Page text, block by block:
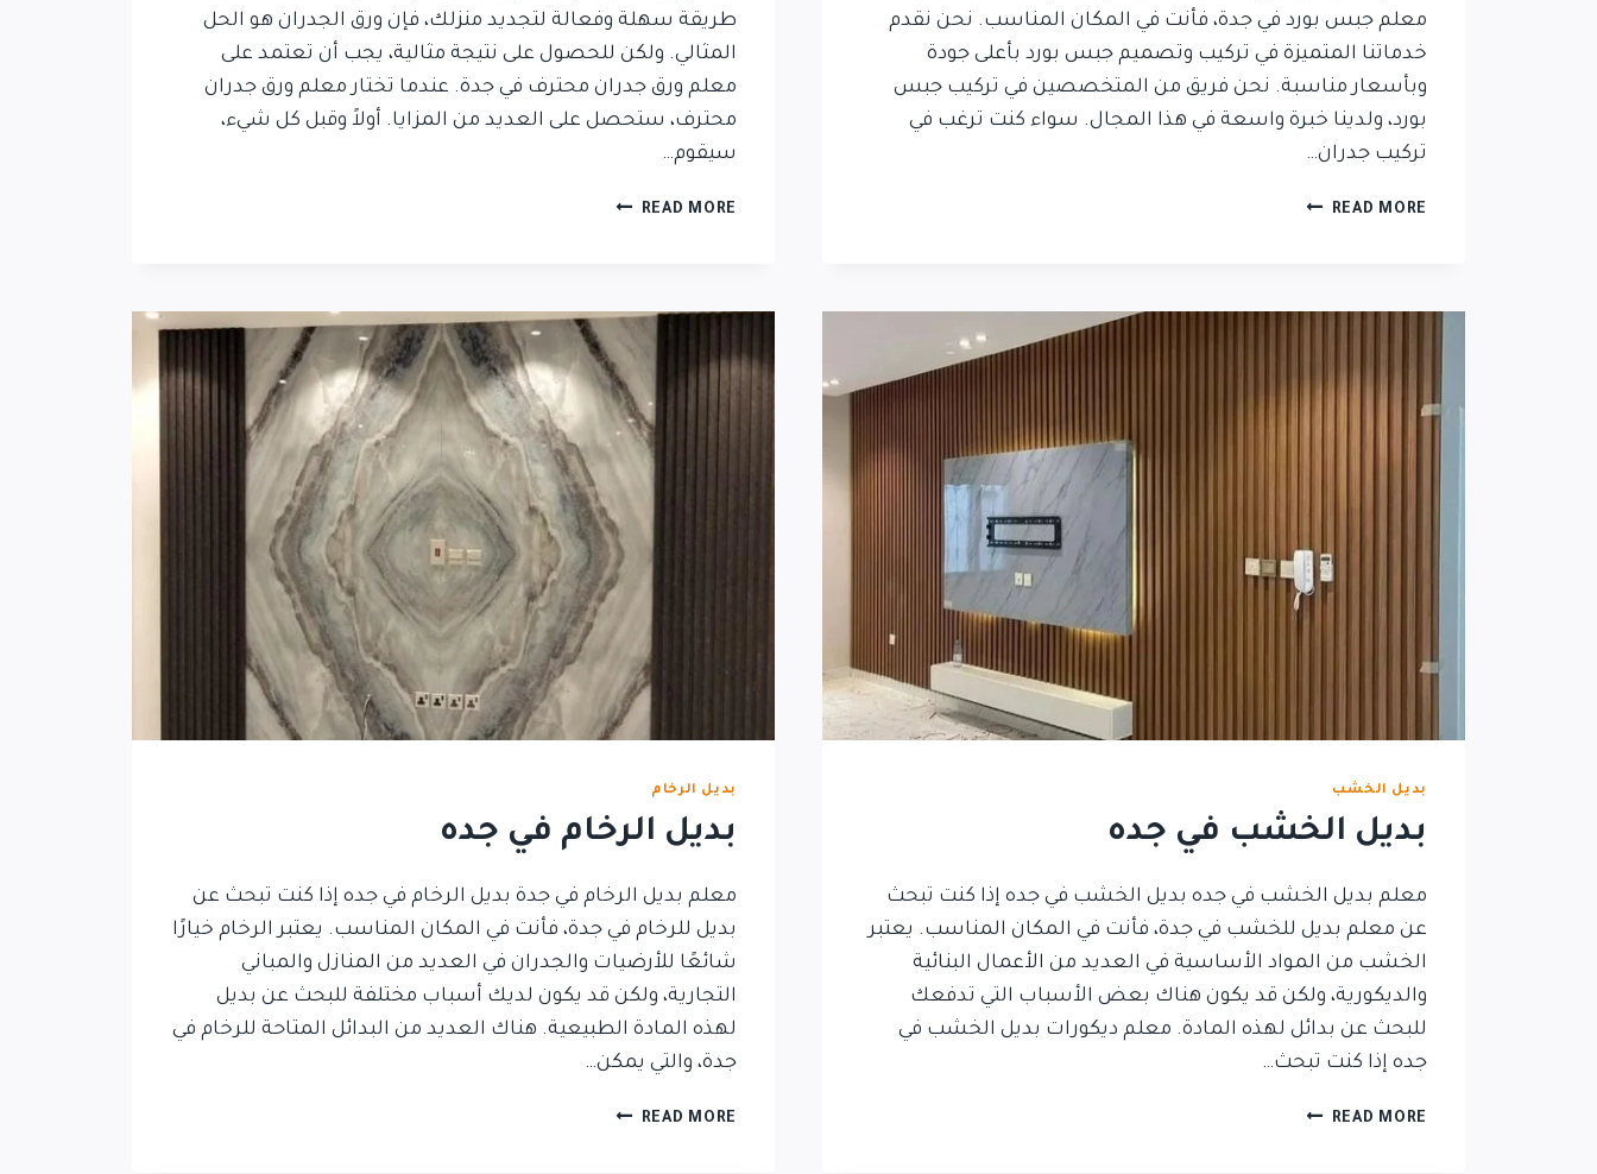
معلم جبس بورد في جدة، فأنت في المكان المناسب. نحن نقدم
خدماتنا المتميزة في تركيب وتصميم جبس بورد بأعلى جودة
وبأسعار مناسبة. نحن فريق من المتخصصين في تركيب جبس
بورد، ولدينا خبرة واسعة في هذا المجال. سواء كنت ترغب في
تركيب جدران…
READ MORE
طريقة سهلة وفعالة لتجديد منزلك، فإن ورق الجدران هو الحل
المثالي. ولكن للحصول على نتيجة مثالية، يجب أن تعتمد على
معلم ورق جدران محترف في جدة. عندما تختار معلم ورق جدران
محترف، ستحصل على العديد من المزايا. أولاً وقبل كل شيء،
سيقوم…
READ MORE
بديل الخشب
بديل الخشب في جده
معلم بديل الخشب في جده بديل الخشب في جده إذا كنت تبحث
عن معلم بديل للخشب في جدة، فأنت في المكان المناسب. يعتبر
الخشب من المواد الأساسية في العديد من الأعمال البنائية
والديكورية، ولكن قد يكون هناك بعض الأسباب التي تدفعك
للبحث عن بدائل لهذه المادة. معلم ديكورات بديل الخشب في
جده إذا كنت تبحث…
READ MORE
بديل الرخام
بديل الرخام في جده
معلم بديل الرخام في جدة بديل الرخام في جده إذا كنت تبحث عن
بديل للرخام في جدة، فأنت في المكان المناسب. يعتبر الرخام خيارًا
شائعًا للأرضيات والجدران في العديد من المنازل والمباني
التجارية، ولكن قد يكون لديك أسباب مختلفة للبحث عن بديل
لهذه المادة الطبيعية. هناك العديد من البدائل المتاحة للرخام في
جدة، والتي يمكن…
READ MORE